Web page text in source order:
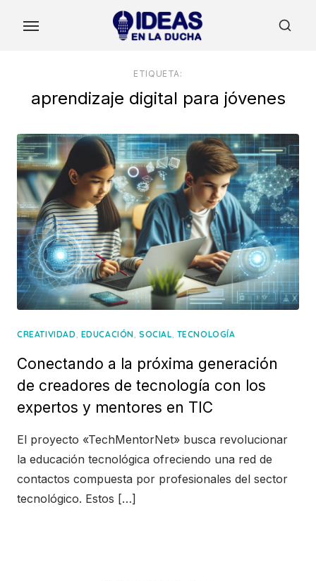
ETIQUETA:
aprendizaje digital para jóvenes
CREATIVIDAD, EDUCACIÓN,SOCIAL, TECNOLOGÍA
Conectando a la próxima generación
de creadores de tecnología con los
expertos y mentores en TIC
El proyecto «TechMentorNet» busca revolucionar
la educación tecnológica ofreciendo una red de
contactos compuesta por profesionales del sector
tecnológico. Estos […]